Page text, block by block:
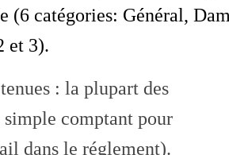
(6 catégories: Général,
et 3).
: la plupart des
comptant pour
dans le réglement).